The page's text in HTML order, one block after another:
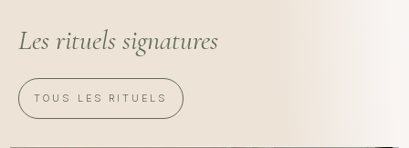
Les rituels signatures
TOUS LES RITUELS